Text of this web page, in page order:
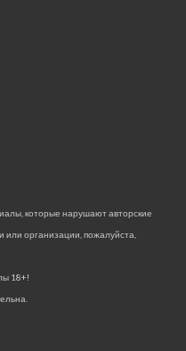
которые нарушают авторские
организации, пожалуйста,
18+!